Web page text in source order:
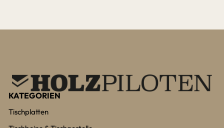
KATEGORIEN
Tischplatten